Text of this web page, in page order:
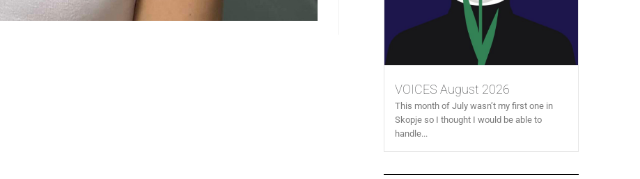
VOICES August 2026
This month of July wasn’t my first one in
Skopje so I thought I would be able to
handle...